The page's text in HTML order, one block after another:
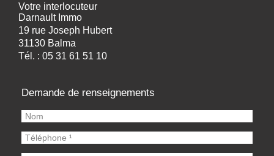
Votre interlocuteur
Darnault Immo
19 rue Joseph Hubert
31130 Balma
Tél. : 05 31 61 51 10
Demande de renseignements